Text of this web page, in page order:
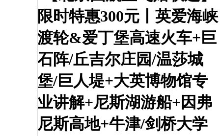
限时特惠300元丨英爱海峡
渡轮&爱丁堡高速火车+巨
石阵/丘吉尔庄园/温莎城
堡/巨人堤+大英博物馆专
业讲解+尼斯湖游船+因弗
尼斯高地+牛津/剑桥大学